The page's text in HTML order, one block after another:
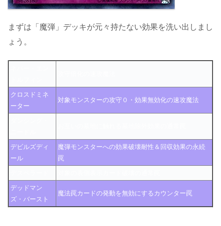
まずは「魔弾」デッキが元々持たない効果を洗い出しまし
ょう。
クロスドミネ
ーター
対象モンスターの攻守０・効果無効化の速攻魔法
デビルズディ
ール
魔弾モンスターへの効果破壊耐性＆回収効果の永続
罠
デッドマン
ズ・バースト
魔法罠カードの発動を無効にするカウンター罠